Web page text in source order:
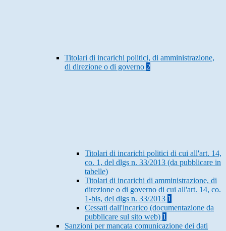
Titolari di incarichi politici, di amministrazione,
di direzione o di governo 2
Titolari di incarichi politici di cui all'art. 14,
co. 1, del dlgs n. 33/2013 (da pubblicare in
tabelle)
Titolari di incarichi di amministrazione, di
direzione o di governo di cui all'art. 14, co.
1-bis, del dlgs n. 33/2013 1
Cessati dall'incarico (documentazione da
pubblicare sul sito web) 1
Sanzioni per mancata comunicazione dei dati